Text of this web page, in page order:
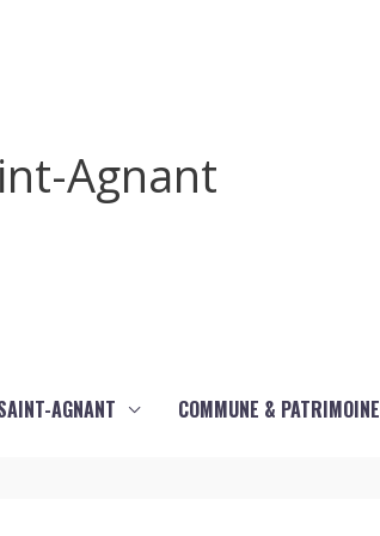
Agnant
AGNANT COMMUNE & PATRIMOINE